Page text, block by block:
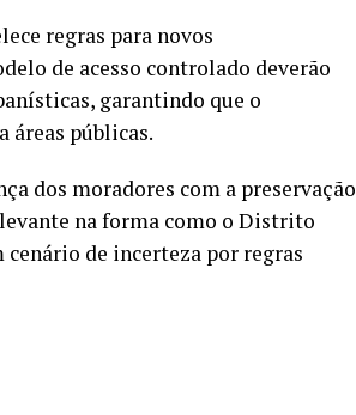
regras para novos
de acesso controlado deverão
garantindo que o
áreas públicas.
dos moradores com a preservação
na forma como o Distrito
de incerteza por regras